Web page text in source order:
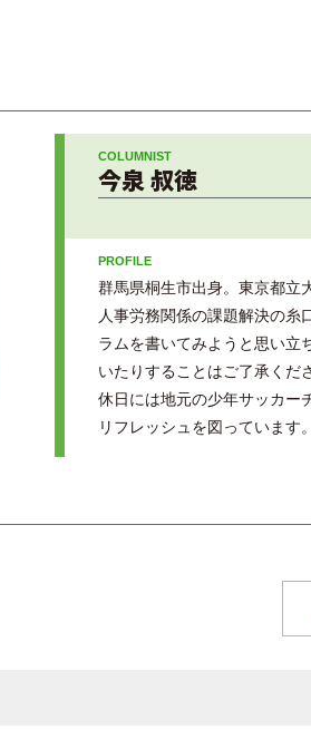
今泉 叔徳
群馬県桐生市出身。東京都立
人事労務関係の課題解決の糸
ラムを書いてみようと思い立
いたりすることはご了承くだ
休日には地元の少年サッカー
リフレッシュを図っています。